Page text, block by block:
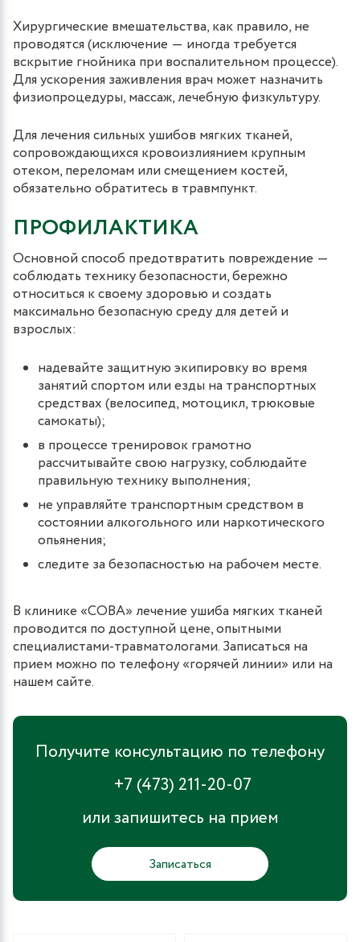
Хирургические вмешательства, как правило, не
проводятся (исключение ― иногда требуется
вскрытие гнойника при воспалительном процессе).
Для ускорения заживления врач может назначить
физиопроцедуры, массаж, лечебную физкультуру.
Для лечения сильных ушибов мягких тканей,
сопровождающихся кровоизлиянием крупным
отеком, переломам или смещением костей,
обязательно обратитесь в травмпункт.
ПРОФИЛАКТИКА
Основной способ предотвратить повреждение ―
соблюдать технику безопасности, бережно
относиться к своему здоровью и создать
максимально безопасную среду для детей и
взрослых:
надевайте защитную экипировку во время
занятий спортом или езды на транспортных
средствах (велосипед, мотоцикл, трюковые
самокаты);
в процессе тренировок грамотно
рассчитывайте свою нагрузку, соблюдайте
правильную технику выполнения;
не управляйте транспортным средством в
состоянии алкогольного или наркотического
опьянения;
следите за безопасностью на рабочем месте.
В клинике «СОВА» лечение ушиба мягких тканей
проводится по доступной цене, опытными
специалистами-травматологами. Записаться на
прием можно по телефону «горячей линии» или на
нашем сайте.
Получите консультацию по телефону
+7 (473) 211-20-07
или запишитесь на прием
Записаться